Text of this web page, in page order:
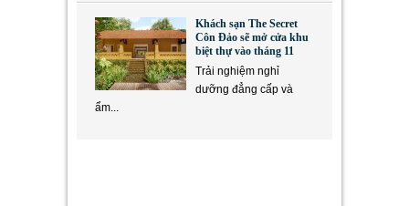
Khách sạn The Secret
Côn Đảo sẽ mở cửa khu
biệt thự vào tháng 11
Trải nghiệm nghỉ
dưỡng đẳng cấp và
ẩm...